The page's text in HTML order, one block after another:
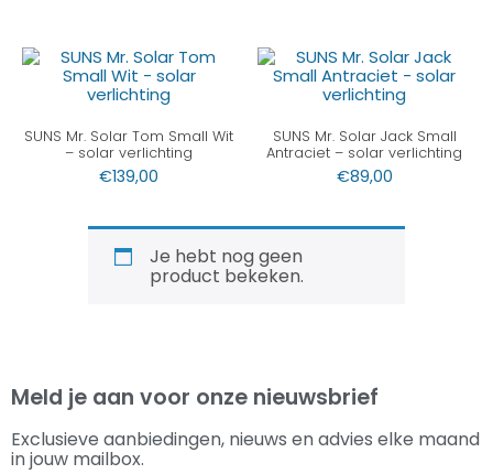
SUNS Mr. Solar Tom Small Wit
– solar verlichting
€139,00
SUNS Mr. Solar Jack Small
Antraciet – solar verlichting
€89,00
Je hebt nog geen
product bekeken.
Meld je aan voor onze nieuwsbrief
Exclusieve aanbiedingen, nieuws en advies elke maand
in jouw mailbox.